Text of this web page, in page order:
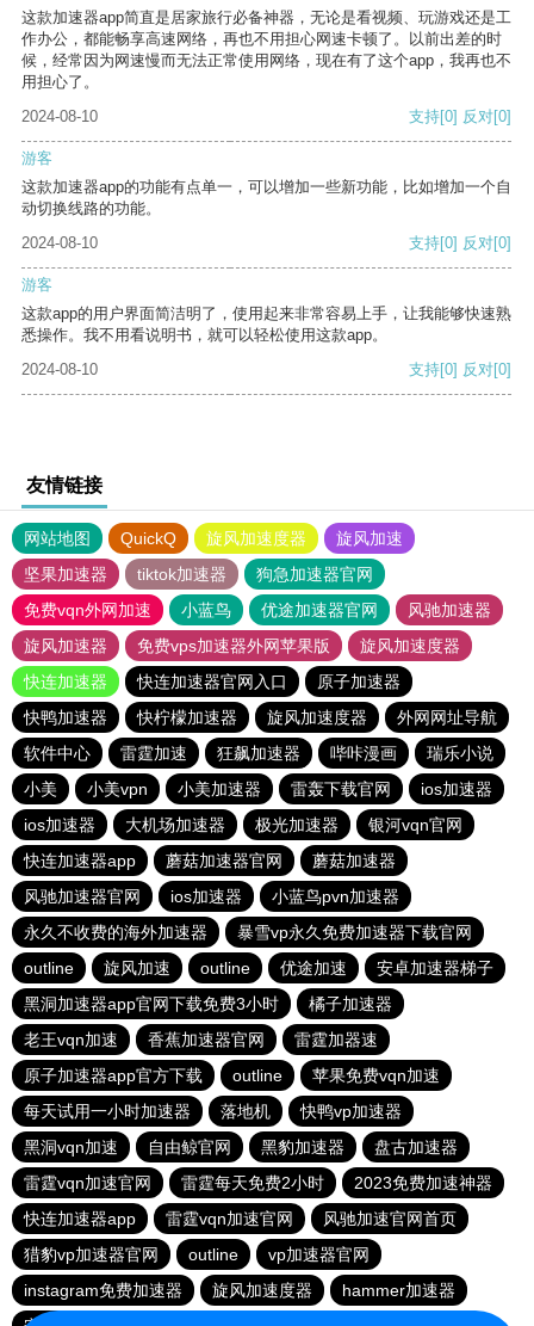
这款加速器app简直是居家旅行必备神器，无论是看视频、玩游戏还是工
作办公，都能畅享高速网络，再也不用担心网速卡顿了。以前出差的时
候，经常因为网速慢而无法正常使用网络，现在有了这个app，我再也不
用担心了。
2024-08-10
支持[0] 反对[0]
游客
这款加速器app的功能有点单一，可以增加一些新功能，比如增加一个自
动切换线路的功能。
2024-08-10
支持[0] 反对[0]
游客
这款app的用户界面简洁明了，使用起来非常容易上手，让我能够快速熟
悉操作。我不用看说明书，就可以轻松使用这款app。
2024-08-10
支持[0] 反对[0]
友情链接
网站地图 QuickQ 旋风加速度器
旋风加速
坚果加速器
tiktok加速器
狗急加速器官网
免费vqn外网加速
小蓝鸟 优途加速器官网
风驰加速器
旋风加速器
免费vps加速器外网苹果版
旋风加速度器
快连加速器
快连加速器官网入口
原子加速器
快鸭加速器
快柠檬加速器 旋风加速度器
外网网址导航
软件中心
雷霆加速 狂飙加速器 哔咔漫画
瑞乐小说
小美
小美vpn 小美加速器 雷轰下载官网
ios加速器
ios加速器
大机场加速器 极光加速器
银河vqn官网
快连加速器app
蘑菇加速器官网
蘑菇加速器
风驰加速器官网
ios加速器
小蓝鸟pvn加速器
永久不收费的海外加速器
暴雪vp永久免费加速器下载官网
outline
旋风加速 outline 优途加速
安卓加速器梯子
黑洞加速器app官网下载免费3小时
橘子加速器
老王vqn加速
香蕉加速器官网
雷霆加器速
原子加速器app官方下载
outline
苹果免费vqn加速
每天试用一小时加速器
落地机
快鸭vp加速器
黑洞vqn加速
自由鲸官网 黑豹加速器
盘古加速器
雷霆vqn加速官网
雷霆每天免费2小时
2023免费加速神器
快连加速器app
雷霆vqn加速官网
风驰加速官网首页
猎豹vp加速器官网
outline
vp加速器官网
instagram免费加速器
旋风加速度器
hammer加速器